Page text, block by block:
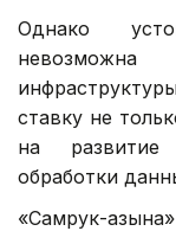
Однако
ставку не
на развитие
обработки
«Самрук-